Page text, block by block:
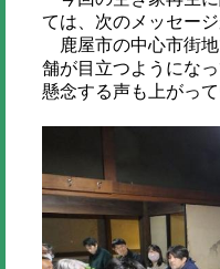
ては、次のメッセージ
鹿屋市の中心市街
舗が目立つようにな
懸念する声も上がって